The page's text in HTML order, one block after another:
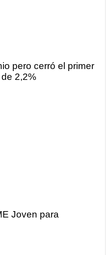
pero cerró el primer
2,2%
Joven para